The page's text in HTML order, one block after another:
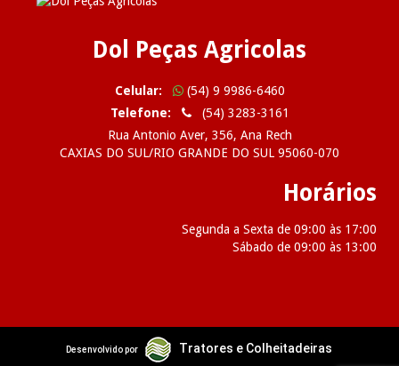
Dol Peças Agricolas
Celular:
(54) 9 9986-6460
Telefone:
(54) 3283-3161
Rua Antonio Aver, 356, Ana Rech
CAXIAS DO SUL/RIO GRANDE DO SUL 95060-070
Horários
Segunda a Sexta de 09:00 às 17:00
Sábado de 09:00 às 13:00
2026 Dol Peças Agricolas
Desenvolvido por Tratores e Colheitadeiras